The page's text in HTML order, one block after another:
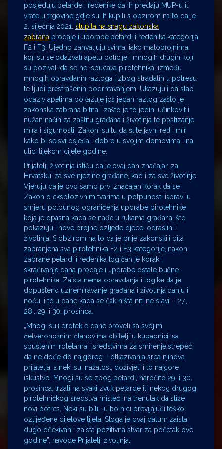
posjeduju petarde i redenike da ih predaju MUP-u ili
vrate u trgovine gdje su ih kupili s obzirom na to da je
2. siječnja 2021. stupila na snagu zakonska
zabrana prodaje i uporabe petardi i redenika kategorija
F2 i F3. Ujedno zahvaljuju svima, iako malobrojnima,
koji su se odazvali apelu policije i mnogih drugih koji
su pozivali da se ne ispucava pirotehnika, između
mnogih opravdanih razloga i zbog stradalih u potresu
te ljudi prestrašenih podrhtavanjem. Ukazuju i da slab
odaziv apelima pokazuje još jedan razlog zašto je
zakonska zabrana bitna i zašto je to jedini učinkovit i
nužan način za zaštitu građana i životinja te postizanje
mira i sigurnosti. Zakoni su tu da štite javni red i mir
kako bi se svi osjećali dobro u svojim domovima i na
ulici tijekom cijele godine.
Prijatelji životinja ističu da je ovaj dan značajan za
Hrvatsku, za sve njezine građane, kao i za sve životinje.
Vjeruju da je ovo samo prvi značajan korak da se
Zakon o eksplozivnim tvarima u potpunosti ispravi u
smjeru potpunog ograničenja uporabe pirotehnike
koja je opasna kada se nađe u rukama građana, što
pokazuju i nove brojne ozljede djece, odraslih i
životinja. S obzirom na to da je prije zakonski i bila
zabranjena sva pirotehnika F2 i F3 kategorije, nakon
zabrane petardi i redenika logičan je korak i
skraćivanje dana prodaje i uporabe ostale bučne
pirotehnike. Zaista nema opravdanja i logike da je
dopušteno uznemiravanje građana i životinja danju i
noću, i to u dane kada se čak ništa niti ne slavi – 27.,
28., 29. i 30. prosinca.
„Mnogi su i protekle dane proveli sa svojim
četveronožnim članovima obitelji u kupaonici, sa
spuštenim roletama i sredstvima za smirenje strepeći
da ne dođe do najgoreg – otkazivanja srca njihova
prijatelja, a neki su, nažalost, doživjeli i to najgore
iskustvo. Mnogi su se zbog petardi, naročito 29. i 30.
prosinca, trzali na svaki zvuk petarde ili nekog drugog
pirotehničkog sredstva misleći na trenutak da stiže
novi potres. Neki su bili i u bolnici previjajući teško
ozlijeđene dijelove tijela. Stoga je ovaj datum zaista
dugo očekivan i zaista pozitivna stvar za početak ove
godine”, navode Prijatelji životinja.